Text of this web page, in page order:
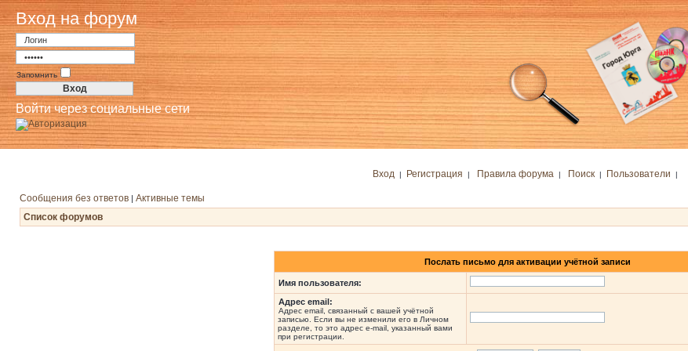
Вход на форум
Запомнить
Войти через социальные сети
Вход | Регистрация | Правила форума | Поиск| Пользователи |
Сообщения без ответов | Активные темы
Список форумов
Послать письмо для активации учётной записи
Имя пользователя:
Адрес email:
Адрес email, связанный с вашей учётной
записью. Если вы не изменили его в Личном
разделе, то это адрес e-mail, указанный вами
при регистрации.